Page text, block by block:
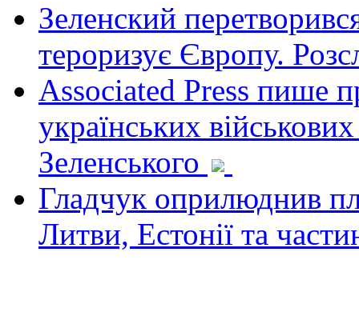
Зеленский
тероризує Європу.
Associated Press пише
українських
Зеленського
Гладчук оприлюднив
Литви, Естонії та